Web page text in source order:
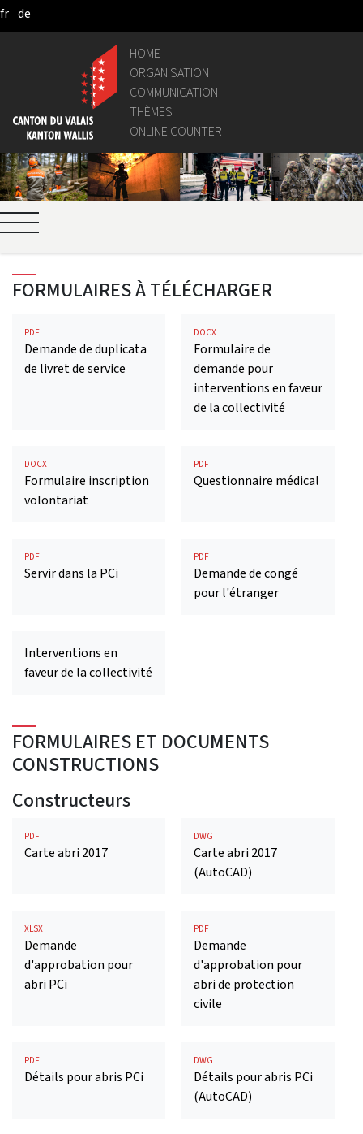
Skip to Main Content
fr de
HOME
ORGANISATION
COMMUNICATION
THÈMES
ONLINE COUNTER
FORMULAIRES À TÉLÉCHARGER
PDF
Demande de duplicata
de livret de service
DOCX
Formulaire de
demande pour
interventions en faveur
de la collectivité
DOCX
Formulaire inscription
volontariat
PDF
Questionnaire médical
PDF
Servir dans la PCi
PDF
Demande de congé
pour l'étranger
Interventions en
faveur de la collectivité
FORMULAIRES ET DOCUMENTS
CONSTRUCTIONS
Constructeurs
PDF
Carte abri 2017
DWG
Carte abri 2017
(AutoCAD)
XLSX
Demande
d'approbation pour
abri PCi
PDF
Demande
d'approbation pour
abri de protection
civile
PDF
Détails pour abris PCi
DWG
Détails pour abris PCi
(AutoCAD)